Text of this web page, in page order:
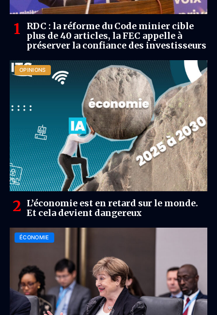
RDC : la réforme du Code minier cible
plus de 40 articles, la FEC appelle à
préserver la confiance des investisseurs
OPINIONS
L’économie est en retard sur le monde.
Et cela devient dangereux
ÉCONOMIE